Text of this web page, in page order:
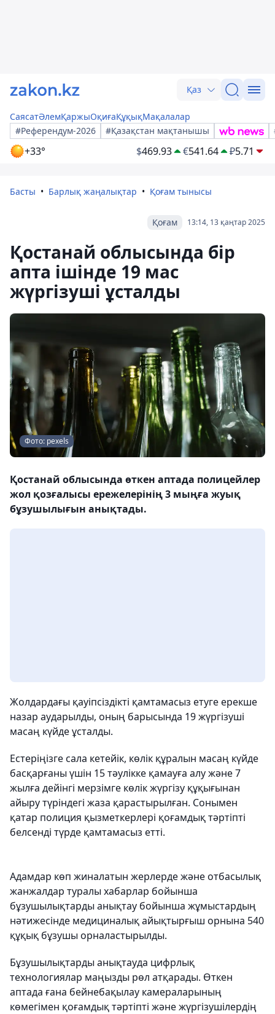
Қаз
СаясатӘлемҚаржыОқиғаҚұқықМақалалар
#Референдум-2026
#Қазақстан мақтанышы
+33° $469.93 €541.64 ₽5.71
Басты Барлық жаңалықтар Қоғам тынысы
13:14, 13 қаңтар 2025
Қоғам
Қостанай облысында бір
апта ішінде 19 мас
жүргізуші ұсталды
Фото: pexels
Қостанай облысында өткен аптада полицейлер
жол қозғалысы ережелерінің 3 мыңға жуық
бұзушылығын анықтады.
Жолдардағы қауіпсіздікті қамтамасыз етуге ерекше
назар аударылды, оның барысында 19 жүргізуші
масаң күйде ұсталды.
Естеріңізге сала кетейік, көлік құралын масаң күйде
басқарғаны үшін 15 тәулікке қамауға алу және 7
жылға дейінгі мерзімге көлік жүргізу құқығынан
айыру түріндегі жаза қарастырылған. Сонымен
қатар полиция қызметкерлері қоғамдық тәртіпті
белсенді түрде қамтамасыз етті.
Адамдар көп жиналатын жерлерде және отбасылық
жанжалдар туралы хабарлар бойынша
бұзушылықтарды анықтау бойынша жұмыстардың
нәтижесінде медициналық айықтырғыш орнына 540
құқық бұзушы орналастырылды.
Бұзушылықтарды анықтауда цифрлық
технологиялар маңызды рөл атқарады. Өткен
аптада ғана бейнебақылау камераларының
көмегімен қоғамдық тәртіпті және жүргізушілердің